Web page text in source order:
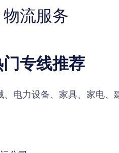
物流服务
专线推荐
电力设备、家具、家电、